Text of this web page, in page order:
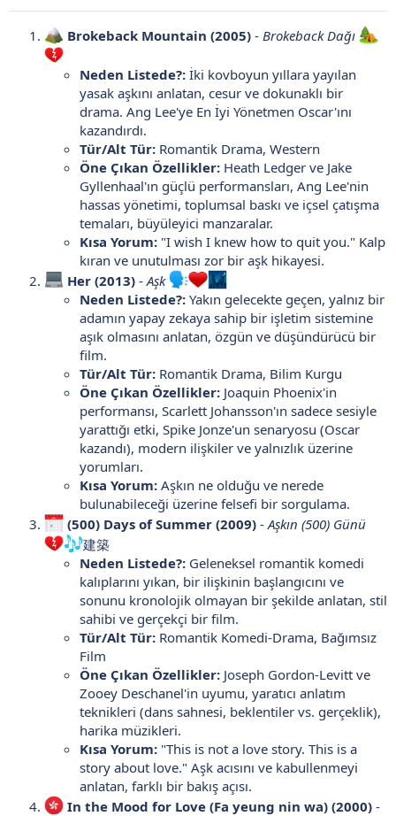
Brokeback Mountain (2005) - Brokeback Dağı
Neden Listede?: İki kovboyun yıllara yayılan
yasak aşkını anlatan, cesur ve dokunaklı bir
drama. Ang Lee'ye En İyi Yönetmen Oscar'ını
kazandırdı.
Tür/Alt Tür: Romantik Drama, Western
Öne Çıkan Özellikler: Heath Ledger ve Jake
Gyllenhaal'ın güçlü performansları, Ang Lee'nin
hassas yönetimi, toplumsal baskı ve içsel çatışma
temaları, büyüleyici manzaralar.
Kısa Yorum: "I wish I knew how to quit you." Kalp
kıran ve unutulması zor bir aşk hikayesi.
Her (2013) - Aşk
Neden Listede?: Yakın gelecekte geçen, yalnız bir
adamın yapay zekaya sahip bir işletim sistemine
aşık olmasını anlatan, özgün ve düşündürücü bir
film.
Tür/Alt Tür: Romantik Drama, Bilim Kurgu
Öne Çıkan Özellikler: Joaquin Phoenix'in
performansı, Scarlett Johansson'ın sadece sesiyle
yarattığı etki, Spike Jonze'un senaryosu (Oscar
kazandı), modern ilişkiler ve yalnızlık üzerine
yorumları.
Kısa Yorum: Aşkın ne olduğu ve nerede
bulunabileceği üzerine felsefi bir sorgulama.
(500) Days of Summer (2009) - Aşkın (500) Günü
建築
Neden Listede?: Geleneksel romantik komedi
kalıplarını yıkan, bir ilişkinin başlangıcını ve
sonunu kronolojik olmayan bir şekilde anlatan, stil
sahibi ve gerçekçi bir film.
Tür/Alt Tür: Romantik Komedi-Drama, Bağımsız
Film
Öne Çıkan Özellikler: Joseph Gordon-Levitt ve
Zooey Deschanel'in uyumu, yaratıcı anlatım
teknikleri (dans sahnesi, beklentiler vs. gerçeklik),
harika müzikleri.
Kısa Yorum: "This is not a love story. This is a
story about love." Aşk acısını ve kabullenmeyi
anlatan, farklı bir bakış açısı.
In the Mood for Love (Fa yeung nin wa) (2000) -